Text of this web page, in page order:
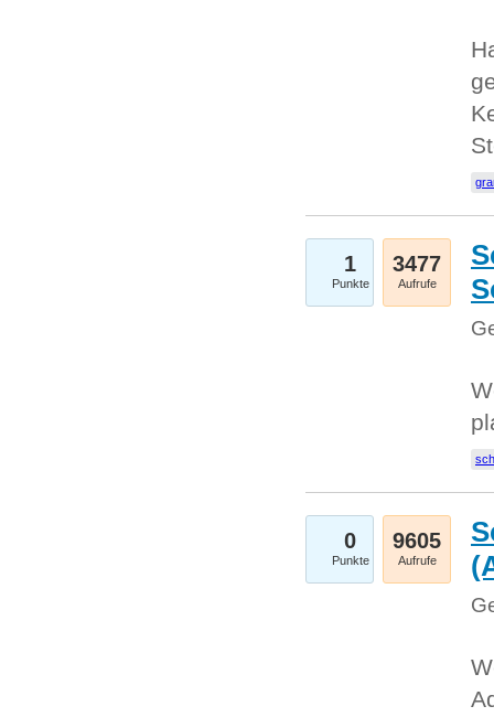
1
Punkte
3477
Aufrufe
0
Punkte
9605
Aufrufe